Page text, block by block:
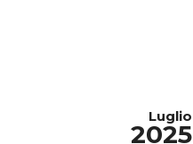
Luglio
2025